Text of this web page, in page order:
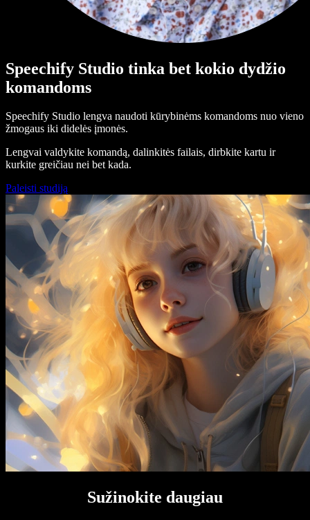
Speechify Studio tinka bet kokio dydžio
komandoms
Speechify Studio lengva naudoti kūrybinėms komandoms nuo vieno
žmogaus iki didelės įmonės.
Lengvai valdykite komandą, dalinkitės failais, dirbkite kartu ir
kurkite greičiau nei bet kada.
Paleisti studiją
Sužinokite daugiau